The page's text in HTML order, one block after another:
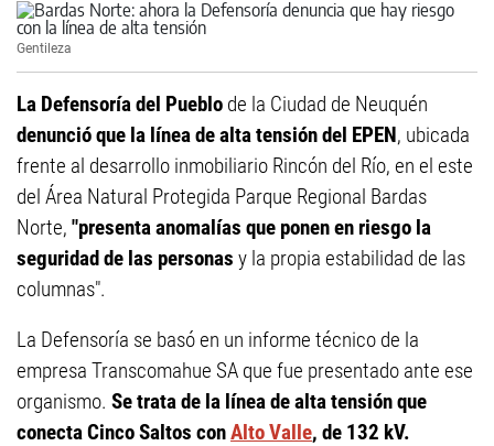
Gentileza
La Defensoría del Pueblo de la Ciudad de Neuquén
denunció que la línea de alta tensión del EPEN, ubicada
frente al desarrollo inmobiliario Rincón del Río, en el este
del Área Natural Protegida Parque Regional Bardas
Norte, "presenta anomalías que ponen en riesgo la
seguridad de las personas y la propia estabilidad de las
columnas".
La Defensoría se basó en un informe técnico de la
empresa Transcomahue SA que fue presentado ante ese
organismo. Se trata de la línea de alta tensión que
conecta Cinco Saltos conAlto Valle, de 132 kV.